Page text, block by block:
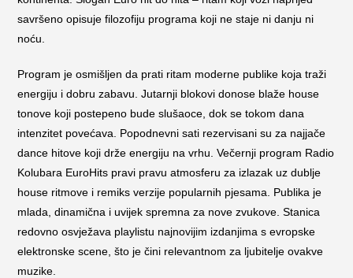
savršeno opisuje filozofiju programa koji ne staje ni danju ni
noću.
Program je osmišljen da prati ritam moderne publike koja traži
energiju i dobru zabavu. Jutarnji blokovi donose blaže house
tonove koji postepeno bude slušaoce, dok se tokom dana
intenzitet povećava. Popodnevni sati rezervisani su za najjače
dance hitove koji drže energiju na vrhu. Večernji program Radio
Kolubara EuroHits pravi pravu atmosferu za izlazak uz dublje
house ritmove i remiks verzije popularnih pjesama. Publika je
mlada, dinamična i uvijek spremna za nove zvukove. Stanica
redovno osvježava playlistu najnovijim izdanjima s evropske
elektronske scene, što je čini relevantnom za ljubitelje ovakve
muzike.